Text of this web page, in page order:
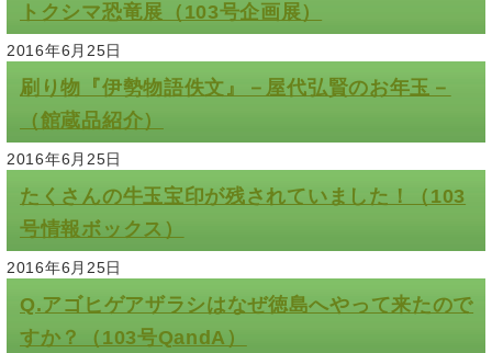
トクシマ恐竜展（103号企画展）
2016年6月25日
刷り物『伊勢物語佚文』－屋代弘賢のお年玉－
（館蔵品紹介）
2016年6月25日
たくさんの牛玉宝印が残されていました！（103
号情報ボックス）
2016年6月25日
Q.アゴヒゲアザラシはなぜ徳島へやって来たので
すか？（103号QandA）